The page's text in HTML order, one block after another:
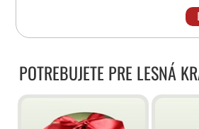
POTREBUJETE PRE LESNÁ